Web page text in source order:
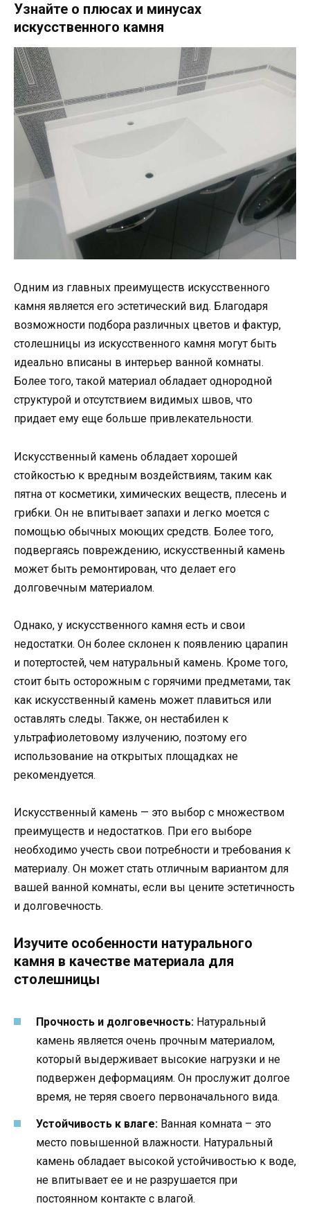
Узнайте о плюсах и минусах
искусственного камня
Одним из главных преимуществ искусственного
камня является его эстетический вид. Благодаря
возможности подбора различных цветов и фактур,
столешницы из искусственного камня могут быть
идеально вписаны в интерьер ванной комнаты.
Более того, такой материал обладает однородной
структурой и отсутствием видимых швов, что
придает ему еще больше привлекательности.
Искусственный камень обладает хорошей
стойкостью к вредным воздействиям, таким как
пятна от косметики, химических веществ, плесень и
грибки. Он не впитывает запахи и легко моется с
помощью обычных моющих средств. Более того,
подвергаясь повреждению, искусственный камень
может быть ремонтирован, что делает его
долговечным материалом.
Однако, у искусственного камня есть и свои
недостатки. Он более склонен к появлению царапин
и потертостей, чем натуральный камень. Кроме того,
стоит быть осторожным с горячими предметами, так
как искусственный камень может плавиться или
оставлять следы. Также, он нестабилен к
ультрафиолетовому излучению, поэтому его
использование на открытых площадках не
рекомендуется.
Искусственный камень — это выбор с множеством
преимуществ и недостатков. При его выборе
необходимо учесть свои потребности и требования к
материалу. Он может стать отличным вариантом для
вашей ванной комнаты, если вы цените эстетичность
и долговечность.
Изучите особенности натурального
камня в качестве материала для
столешницы
Прочность и долговечность: Натуральный
камень является очень прочным материалом,
который выдерживает высокие нагрузки и не
подвержен деформациям. Он прослужит долгое
время, не теряя своего первоначального вида.
Устойчивость к влаге: Ванная комната – это
место повышенной влажности. Натуральный
камень обладает высокой устойчивостью к воде,
не впитывает ее и не разрушается при
постоянном контакте с влагой.